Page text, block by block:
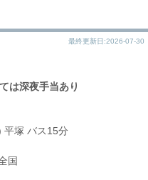
最終更新日:2026-07-30
は深夜手当あり
平塚 バス15分
国